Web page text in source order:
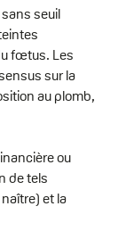
seuil
fœtus. Les
sur la
au plomb,
ou
de tels
et la